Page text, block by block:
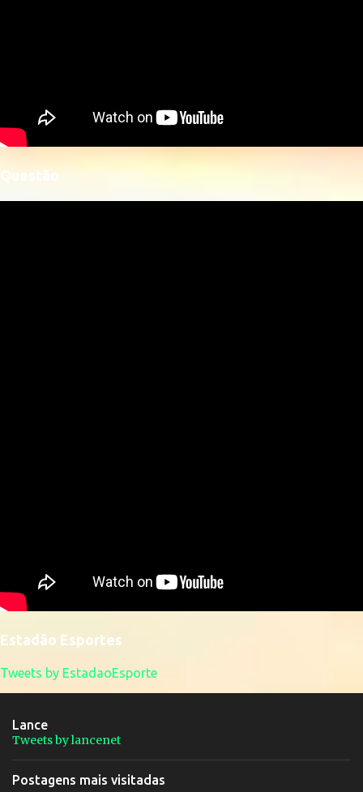
Questão
Estadão Esportes
Tweets by EstadaoEsporte
Lance
Tweets by lancenet
Postagens mais visitadas